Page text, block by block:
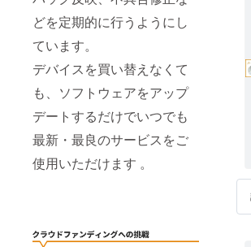
どを定期的に行うようにし
ています。
デバイスを買い替えなくて
も、ソフトウェアをアップ
デートするだけでいつでも
最新・最良のサービスをご
使用いただけます 。